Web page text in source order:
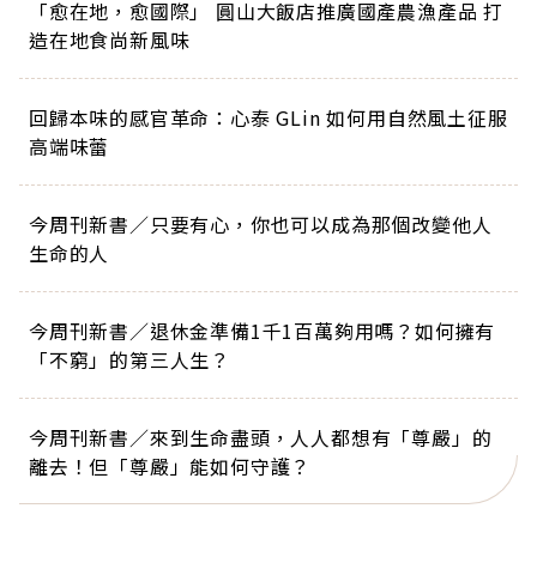
「愈在地，愈國際」 圓山大飯店推廣國產農漁產品 打
造在地食尚新風味
回歸本味的感官革命：心泰 GLin 如何用自然風土征服
高端味蕾
今周刊新書／只要有心，你也可以成為那個改變他人
生命的人
今周刊新書／退休金準備1千1百萬夠用嗎？如何擁有
「不窮」的第三人生？
今周刊新書／來到生命盡頭，人人都想有「尊嚴」的
離去！但「尊嚴」能如何守護？